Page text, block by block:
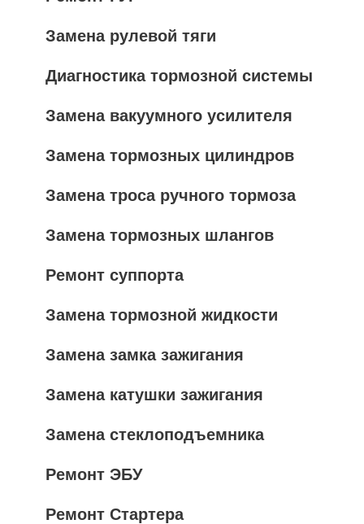
Замена рулевой тяги
Диагностика тормозной системы
Замена вакуумного усилителя
Замена тормозных цилиндров
Замена троса ручного тормоза
Замена тормозных шлангов
Ремонт суппорта
Замена тормозной жидкости
Замена замка зажигания
Замена катушки зажигания
Замена стеклоподъемника
Ремонт ЭБУ
Ремонт Стартера